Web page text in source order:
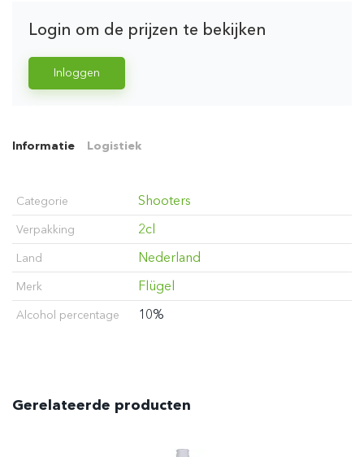
Login om de prijzen te bekijken
Inloggen
Informatie Logistiek
Categorie Shooters
Verpakking 2cl
Land Nederland
Merk Flügel
Alcohol percentage 10%
Gerelateerde producten